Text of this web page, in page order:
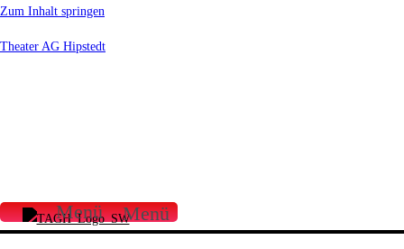
Zum Inhalt springen
Theater AG Hipstedt
Menü Menü